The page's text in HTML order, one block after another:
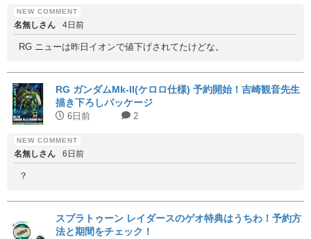
名無しさん 4日前
RG ニューは昨日イオンで値下げされてたけどな。
RG ガンダムMk-II(ケロロ仕様) 予約開始！吉崎観音先生
描き下ろしパッケージ
6日前 2
名無しさん 6日前
？
スプラトゥーン レイダースのゲオ特典はうちわ！予約方
法と期間をチェック！